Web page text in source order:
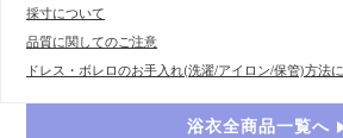
採寸について
品質に関してのご注意
ドレス・ボレロのお手入れ(洗濯/アイロン/保管)方法
浴衣全商品一覧へ